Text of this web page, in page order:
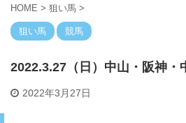
HOME > 狙い馬 >
狙い馬 競馬
2022.3.27（日）中山・阪神・
2022年3月27日